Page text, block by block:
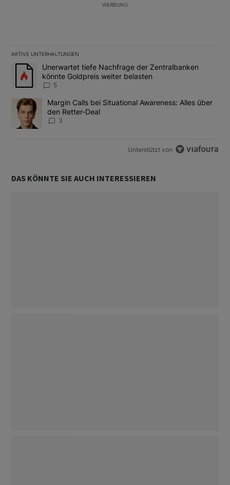
WERBUNG
AKTIVE UNTERHALTUNGEN
Das Folgende ist eine Liste der am meisten kommentierten
Ein Trendartikel mit dem Titel "Unerwartet tiefe Nachfrage der
Unerwartet tiefe Nachfrage der Zentralbanken
könnte Goldpreis weiter belasten
5
Ein Trendartikel mit dem Titel "Margin Calls bei Situational
Margin Calls bei Situational Awareness: Alles über
den Retter-Deal
3
Unterstützt von
DAS KÖNNTE SIE AUCH INTERESSIEREN